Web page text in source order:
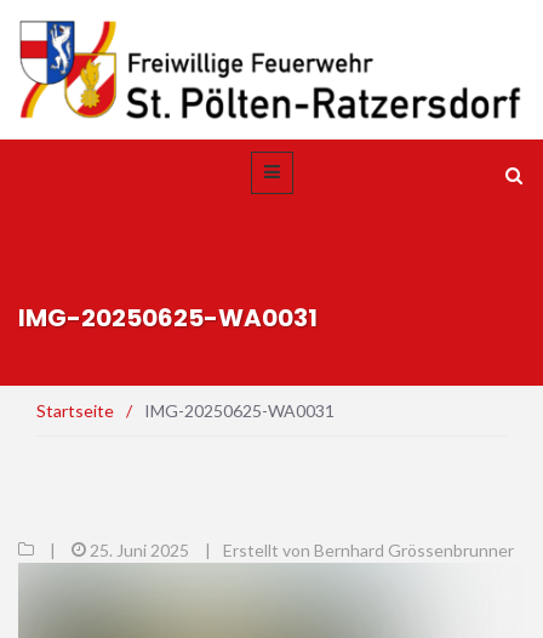
IMG-20250625-WA0031
Startseite / IMG-20250625-WA0031
| 25. Juni 2025 | Erstellt von Bernhard Grössenbrunner